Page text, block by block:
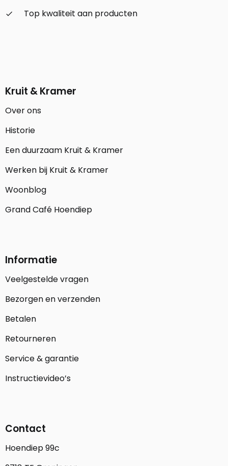
check_small
Top kwaliteit aan producten
Kruit & Kramer
Over ons
Historie
Een duurzaam Kruit & Kramer
Werken bij Kruit & Kramer
Woonblog
Grand Café Hoendiep
Informatie
Veelgestelde vragen
Bezorgen en verzenden
Betalen
Retourneren
Service & garantie
Instructievideo’s
Contact
Hoendiep 99c